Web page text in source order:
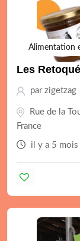
Alimentation
Les
par zigetzag
Rue de la
France
il y a 5 mois